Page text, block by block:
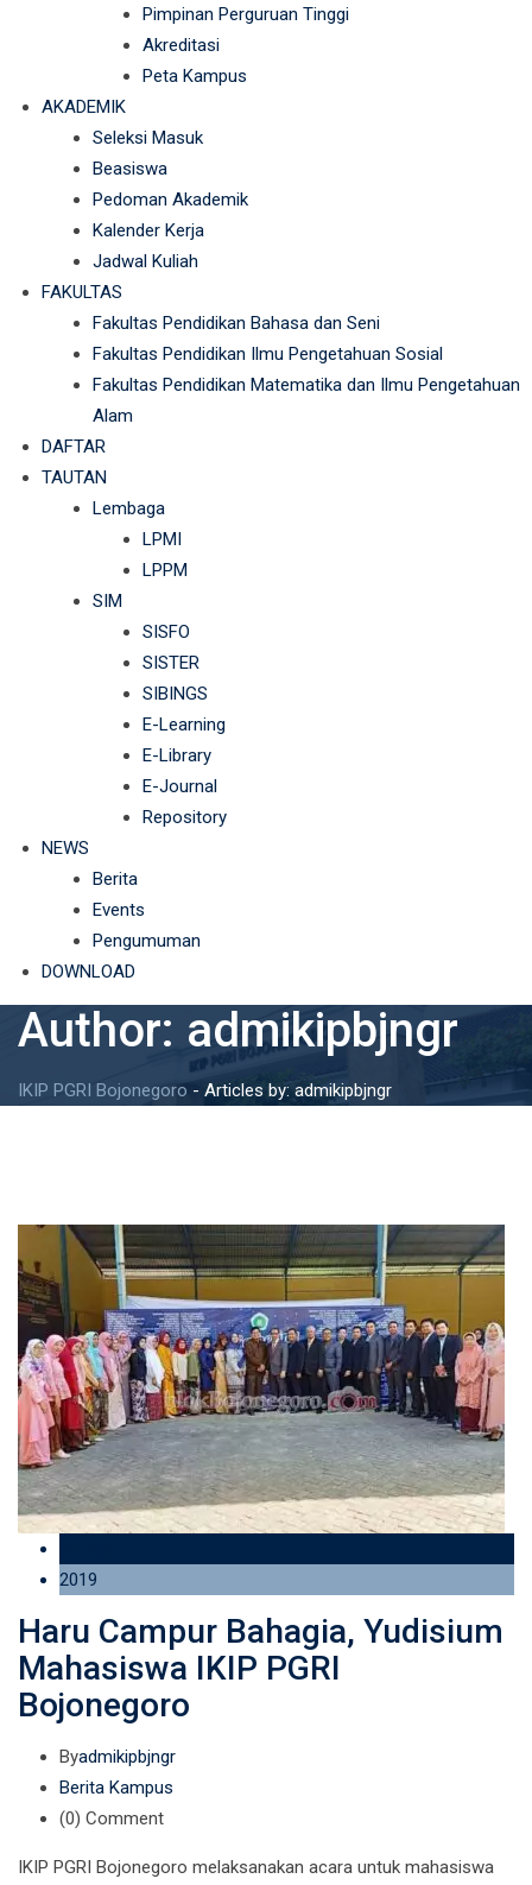
Pimpinan Perguruan Tinggi
Akreditasi
Peta Kampus
AKADEMIK
Seleksi Masuk
Beasiswa
Pedoman Akademik
Kalender Kerja
Jadwal Kuliah
FAKULTAS
Fakultas Pendidikan Bahasa dan Seni
Fakultas Pendidikan Ilmu Pengetahuan Sosial
Fakultas Pendidikan Matematika dan Ilmu Pengetahuan
Alam
DAFTAR
TAUTAN
Lembaga
LPMI
LPPM
SIM
SISFO
SISTER
SIBINGS
E-Learning
E-Library
E-Journal
Repository
NEWS
Berita
Events
Pengumuman
DOWNLOAD
Author: admikipbjngr
IKIP PGRI Bojonegoro - Articles by: admikipbjngr
2019
Haru Campur Bahagia, Yudisium
Mahasiswa IKIP PGRI
Bojonegoro
Byadmikipbjngr
Berita Kampus
(0) Comment
IKIP PGRI Bojonegoro melaksanakan acara untuk mahasiswa